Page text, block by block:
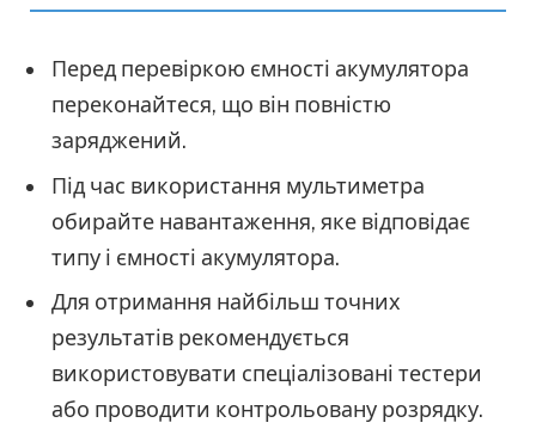
Перед перевіркою ємності акумулятора
переконайтеся, що він повністю
заряджений.
Під час використання мультиметра
обирайте навантаження, яке відповідає
типу і ємності акумулятора.
Для отримання найбільш точних
результатів рекомендується
використовувати спеціалізовані тестери
або проводити контрольовану розрядку.